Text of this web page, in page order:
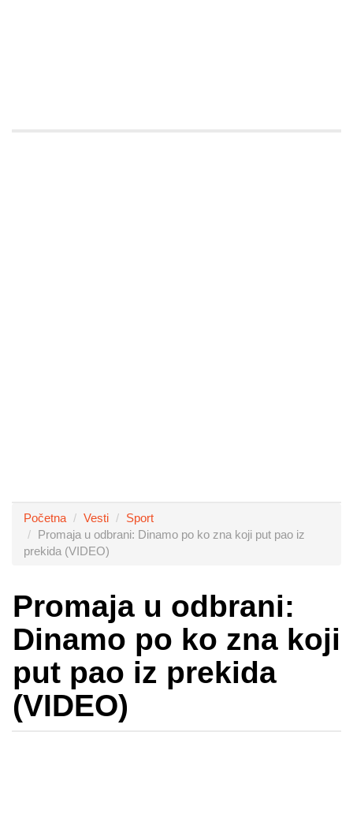
Početna Vesti
Sport
Promaja u odbrani: Dinamo po ko zna koji put pao iz
prekida (VIDEO)
Promaja u odbrani:
Dinamo po ko zna koji
put pao iz prekida
(VIDEO)